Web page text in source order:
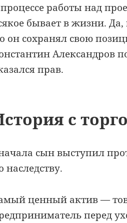
работы над
бывает в жизни. Да,
он сохранял свою
Александров
прав.
с
сын выступил
наследству.
ценный актив —
перед